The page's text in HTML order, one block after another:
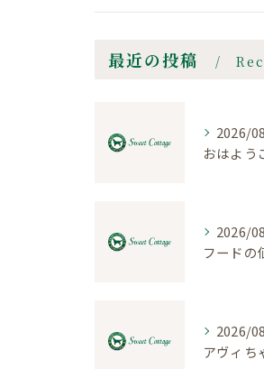
最近の投稿
2026/
おはよう
2026/
フードの
2026/